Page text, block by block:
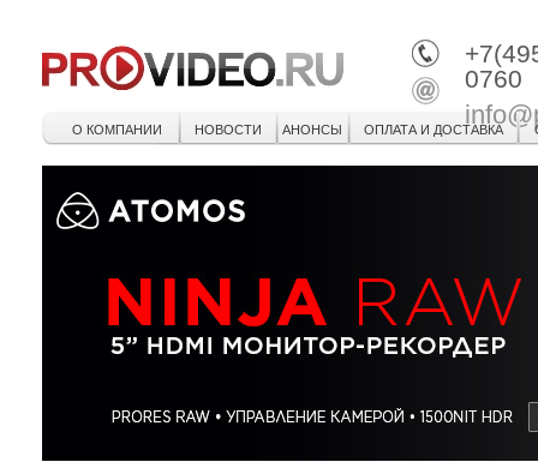
0760
О КОМПАНИИ НОВОСТИ АНОНСЫ ОПЛАТА И ДОСТАВКА